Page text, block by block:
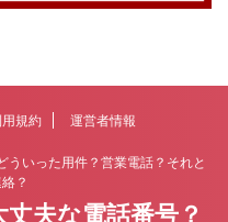
規約 運営者情報
いった用件？営業電話？それと
？
夫な電話番号？